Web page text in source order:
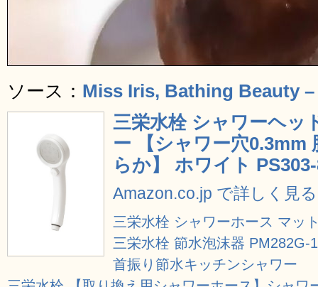
ソース： Miss Iris, Bathing Beauty –
三栄水栓 シャワーヘッ
ー 【シャワー穴0.3mm
らか】 ホワイト
Amazon.co.jp で詳しく見る
三栄水栓 シャワーホース マッ
三栄水栓 節水泡沫器 PM282G-
首振り節水キッチンシャワー